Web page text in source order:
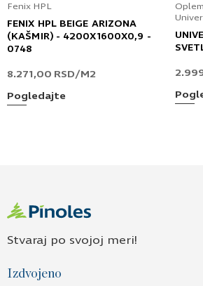
Fenix HPL
FENIX HPL BEIGE ARIZONA
(KAŠMIR) - 4200X1600X0,9 -
0748
8.271,00 RSD/M2
Pogledajte
Stvaraj po svojoj meri!
Izdvojeno